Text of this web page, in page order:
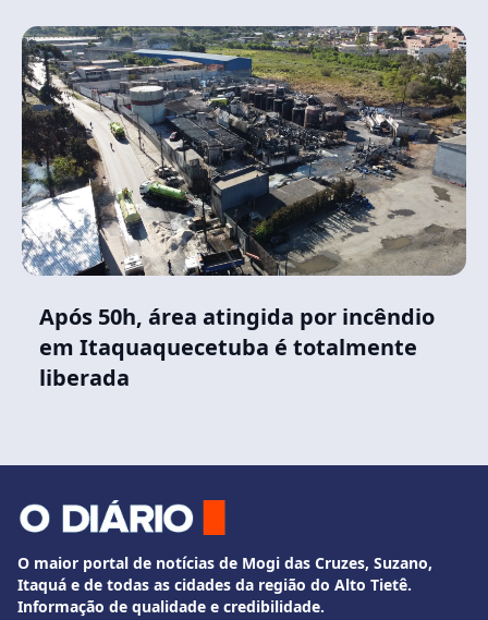
Após 50h, área atingida por incêndio
em Itaquaquecetuba é totalmente
liberada
O maior portal de notícias de Mogi das Cruzes, Suzano,
Itaquá e de todas as cidades da região do Alto Tietê.
Informação de qualidade e credibilidade.